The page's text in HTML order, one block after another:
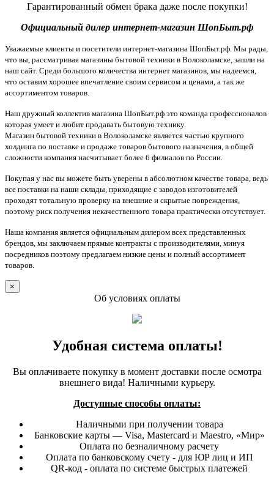
Гарантированный обмен брака даже после покупки!
Официальный дилер интернет-магазин ШопБыт.рф
Уважаемые клиенты и посетители интернет-магазина ШопБыт.рф. Мы рады,
что вы, рассматривая магазины бытовой техники в Волоколамске, зашли на
наш сайт. Среди большого количества интернет магазинов, мы надеемся,
что оставим хорошее впечатление своим сервисом и ценами, а так же
ассортиментом товаров.
Наш дружный коллектив магазина ШопБыт.рф это команда профессионалов
которая умеет и любит продавать бытовую технику.
Магазин бытовой техники в Волоколамске является частью крупного
холдинга по поставке и продаже товаров бытового назначения, в общей
сложности компания насчитывает более 6 филиалов по России.
Покупая у нас вы можете быть уверены в абсолютном качестве товара, ведь
все поставки на наши склады, приходящие с заводов изготовителей
проходят тотальную проверку на внешние и скрытые повреждения,
поэтому риск получения некачественного товара практически отсутствует.
Наша компания является официальным дилером всех представленных
брендов, мы заключаем прямые контракты с производителями, минуя
посредников поэтому предлагаем низкие цены и полный ассортимент
товаров.
×
Об условиях оплаты
Удобная система оплаты!
Вы оплачиваете покупку в момент доставки после осмотра
внешнего вида! Наличными курьеру.
Доступные способы оплаты:
Наличными при получении товара
Банковские карты — Visa, Mastercard и Maestro, «Мир»
Оплата по безналичному расчету
Оплата по банковскому счету - для ЮР лиц и ИП
QR-код - оплата по системе быстрых платежей